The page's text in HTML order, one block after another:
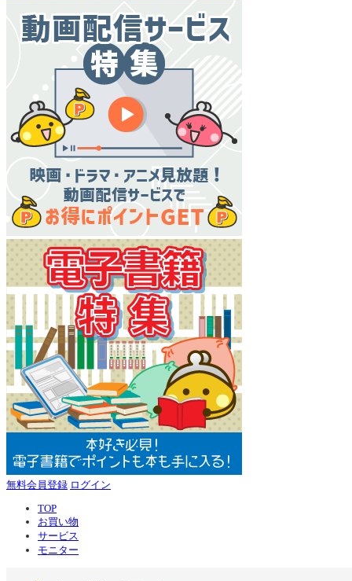
無料会員登録 ログイン
TOP
お買い物
サービス
モニター